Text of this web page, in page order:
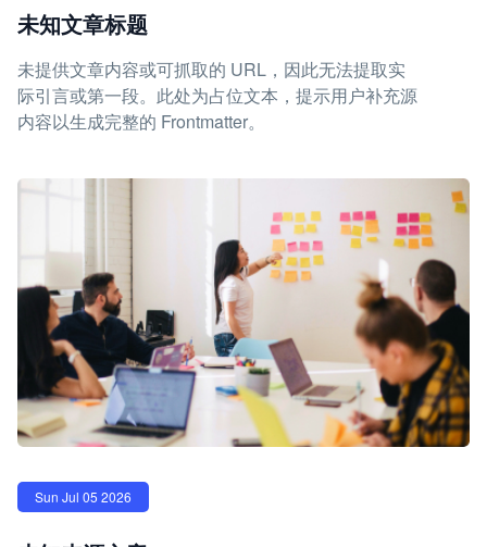
未知文章标题
未提供文章内容或可抓取的 URL，因此无法提取实
际引言或第一段。此处为占位文本，提示用户补充源
内容以生成完整的 Frontmatter。
Sun Jul 05 2026